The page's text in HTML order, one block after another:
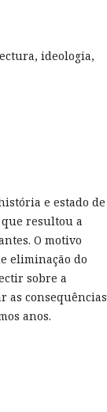
ideologia,
e estado de
resultou a
O motivo
eliminação do
sobre a
as consequências
anos.